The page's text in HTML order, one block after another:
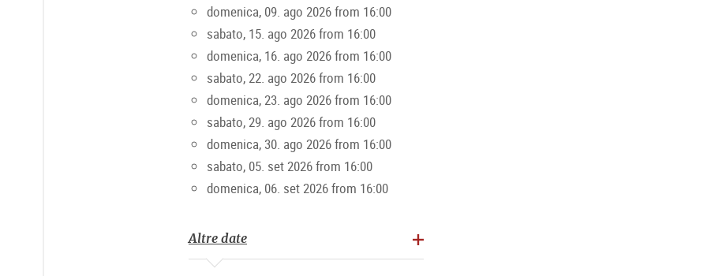
domenica, 09. ago 2026 from 16:00
sabato, 15. ago 2026 from 16:00
domenica, 16. ago 2026 from 16:00
sabato, 22. ago 2026 from 16:00
domenica, 23. ago 2026 from 16:00
sabato, 29. ago 2026 from 16:00
domenica, 30. ago 2026 from 16:00
sabato, 05. set 2026 from 16:00
domenica, 06. set 2026 from 16:00
Altre date